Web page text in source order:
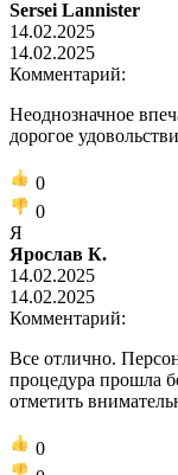
Sersei Lannister
14.02.2025
14.02.2025
Комментарий:
Неоднозначное
дорогое
0
0
Я
Ярослав К.
14.02.2025
14.02.2025
Комментарий:
Все отлично.
процедура прошла
отметить
0